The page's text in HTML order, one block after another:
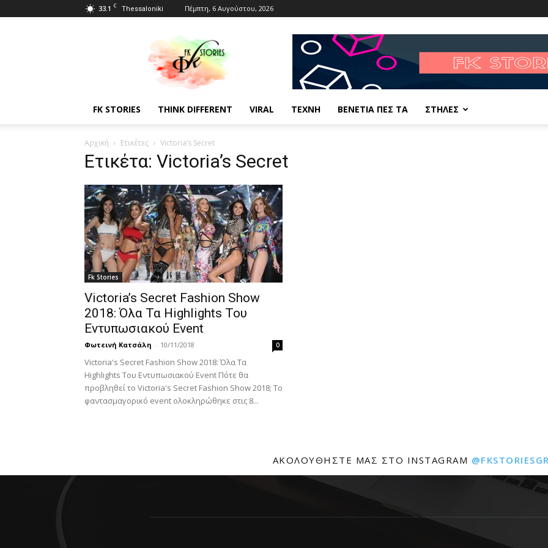
33.1 C Thessaloniki Πέμπτη, 6 Αυγούστου, 2026
Fkstories
FK STORIES THINK DIFFERENT VIRAL ΤΕΧΝΗ ΒΕΝΕΤΙΑ ΠΕΣ ΤΑ ΣΤΗΛΕΣ
Αρχική Ετικέτες Victoria’s Secret
Ετικέτα: Victoria’s Secret
Fk Stories
Victoria’s Secret Fashion Show
2018: Όλα Τα Highlights Του
Εντυπωσιακού Event
Φωτεινή Κατσάλη - 10/11/2018 0
Victoria's Secret Fashion Show 2018: Όλα Τα
Highlights Του Εντυπωσιακού Event Πότε θα
προβληθεί το Victoria's Secret Fashion Show 2018; Το
φαντασμαγορικό event ολοκληρώθηκε στις 8...
ΑΚΟΛΟΥΘΉΣΤΕ ΜΑΣ ΣΤΟ INSTAGRAM